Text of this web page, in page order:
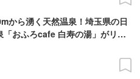
から湧く天然温泉！埼玉県の日
「おふろcafe 白寿の湯」がリニ